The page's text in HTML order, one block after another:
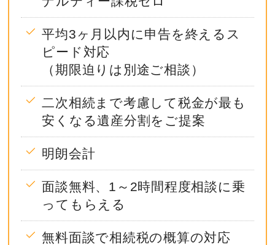
平均3ヶ月以内に申告を終えるス
ピード対応
（期限迫りは別途ご相談）
二次相続まで考慮して税金が最も
安くなる遺産分割をご提案
明朗会計
面談無料、1～2時間程度相談に乗
ってもらえる
無料面談で相続税の概算の対応